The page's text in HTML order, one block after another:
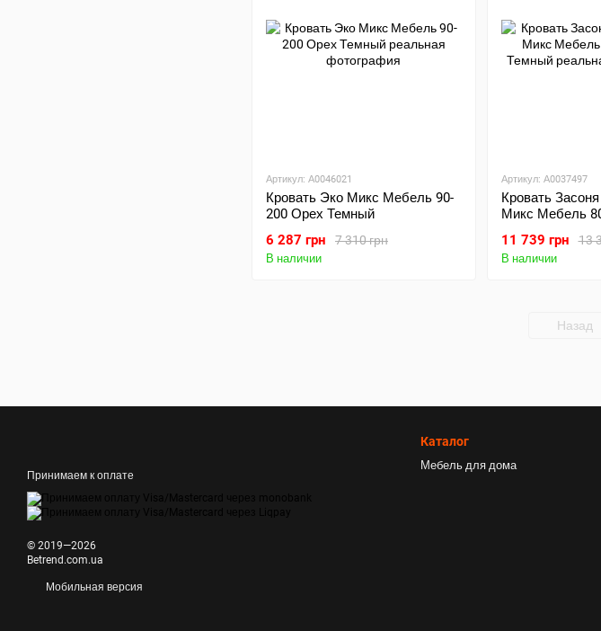
Артикул: А0046021
Кровать Эко Микс Мебель 90-
200 Орех Темный
7 310 грн
6 287 грн
В наличии
Артикул: А0037497
Кровать
Микс Мебель
13
11 739 грн
В наличии
Назад
Принимаем к оплате
© 2019—2026
Betrend.com.ua
Мобильная версия
Каталог
Мебель для дома